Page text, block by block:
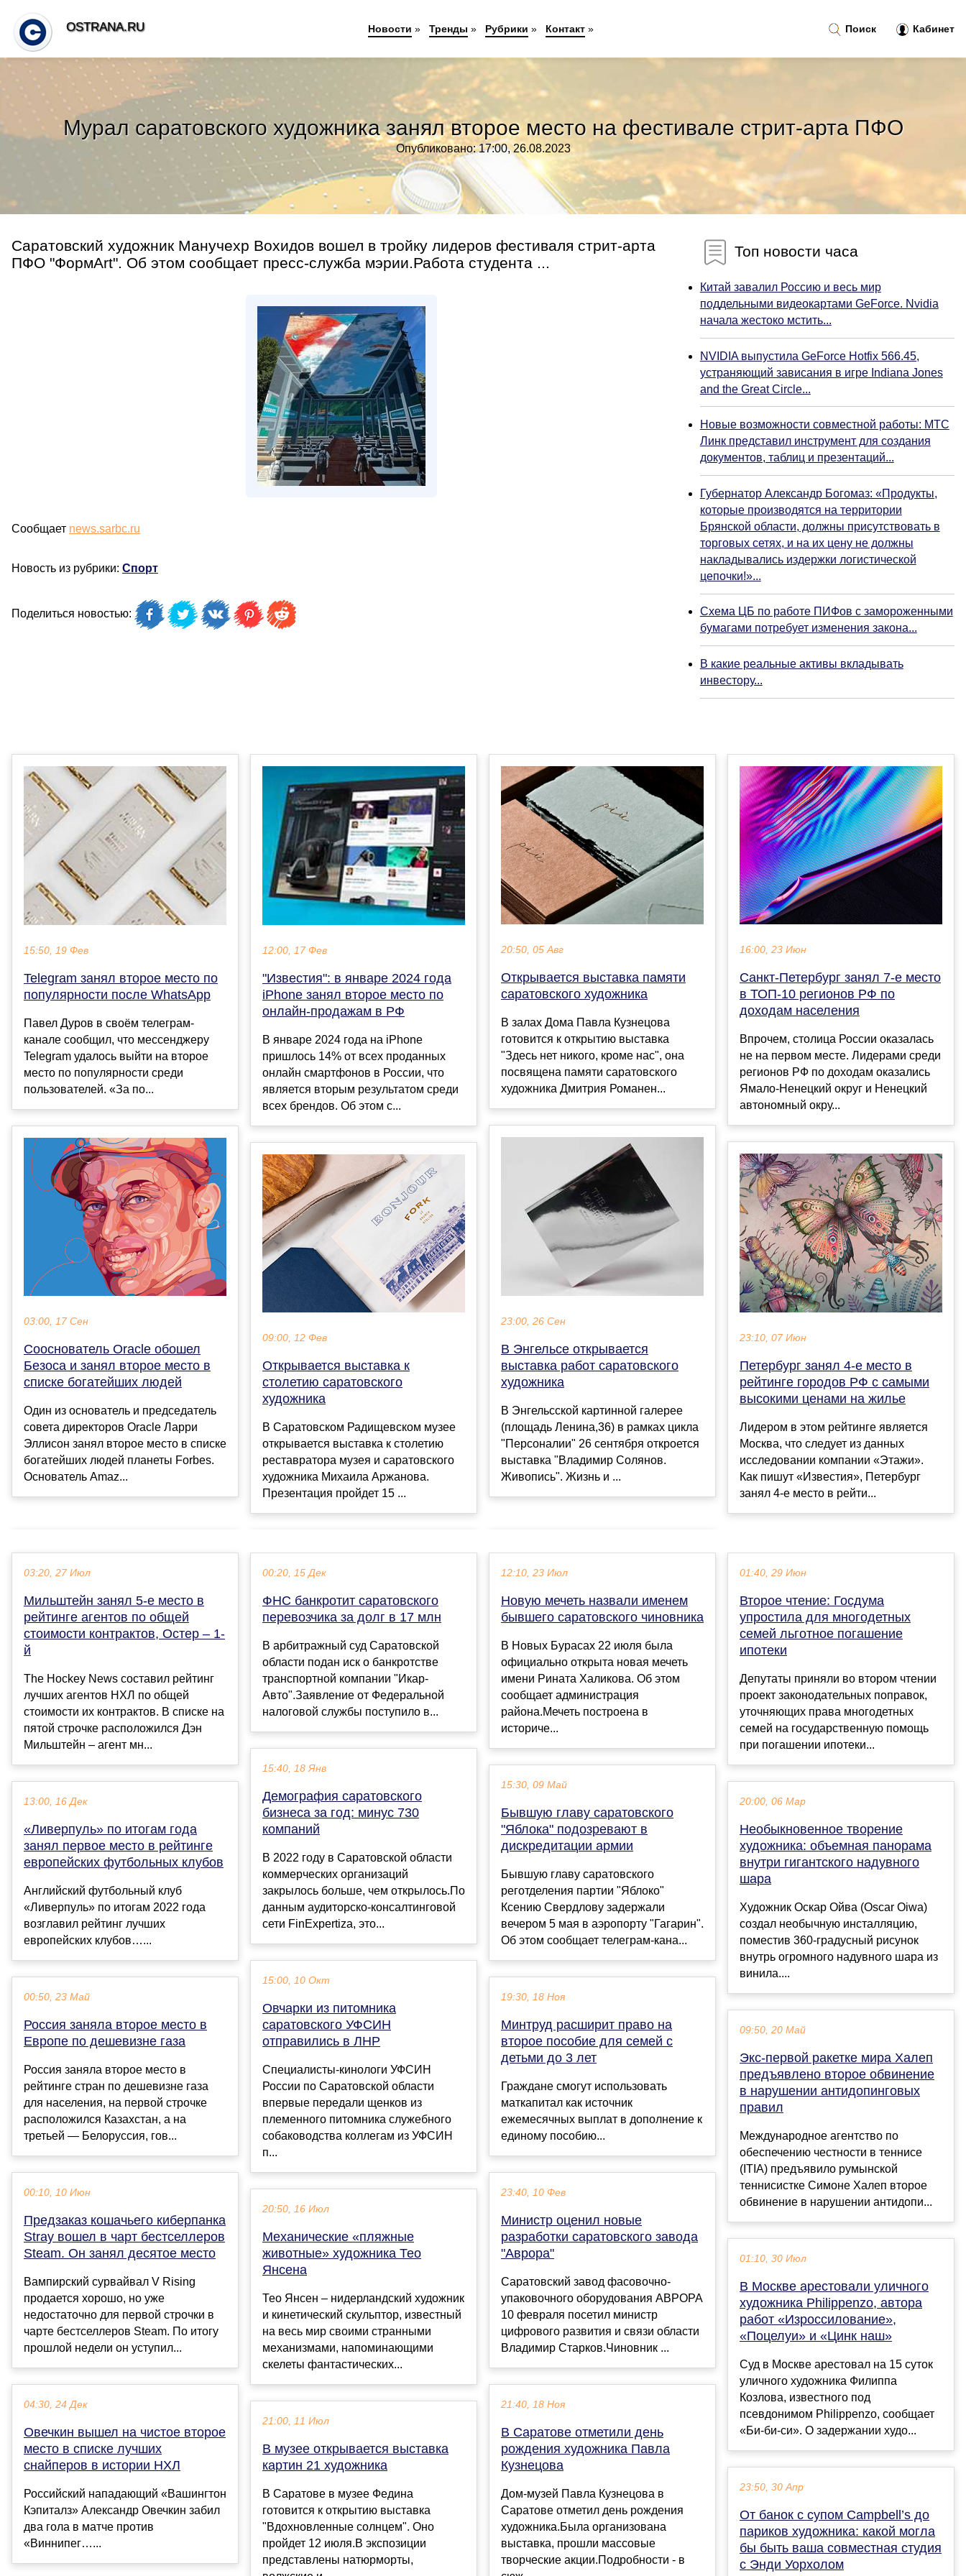
Мурал саратовского художника занял второе место на фестивале стрит-арта ПФО
Опубликовано: 17:00, 26.08.2023
Саратовский художник Манучехр Вохидов вошел в тройку лидеров фестиваля стрит-арта
ПФО "ФормArt". Об этом сообщает пресс-служба мэрии.Работа студента ...
Сообщает news.sarbc.ru
Новость из рубрики: Спорт
Поделиться новостью:
Топ новости часа
Китай завалил Россию и весь мир
поддельными видеокартами GeForce. Nvidia
начала жестоко мстить...
NVIDIA выпустила GeForce Hotfix 566.45,
устраняющий зависания в игре Indiana Jones
and the Great Circle...
Новые возможности совместной работы: МТС
Линк представил инструмент для создания
документов, таблиц и презентаций...
Губернатор Александр Богомаз: «Продукты,
которые производятся на территории
Брянской области, должны присутствовать в
торговых сетях, и на их цену не должны
накладывались издержки логистической
цепочки!»...
Схема ЦБ по работе ПИФов с замороженными
бумагами потребует изменения закона...
В какие реальные активы вкладывать
инвестору...
15:50, 19 Фев
Telegram занял второе место по
популярности после WhatsApp
Павел Дуров в своём телеграм-
канале сообщил, что мессенджеру
Telegram удалось выйти на второе
место по популярности среди
пользователей. «За по...
03:00, 17 Сен
Сооснователь Oracle обошел
Безоса и занял второе место в
списке богатейших людей
Один из основатель и председатель
совета директоров Oracle Ларри
Эллисон занял второе место в списке
богатейших людей планеты Forbes.
Основатель Amaz...
12:00, 17 Фев
"Известия": в январе 2024 года
iPhone занял второе место по
онлайн-продажам в РФ
В январе 2024 года на iPhone
пришлось 14% от всех проданных
онлайн смартфонов в России, что
является вторым результатом среди
всех брендов. Об этом с...
09:00, 12 Фев
Открывается выставка к
столетию саратовского
художника
В Саратовском Радищевском музее
открывается выставка к столетию
реставратора музея и саратовского
художника Михаила Аржанова.
Презентация пройдет 15 ...
20:50, 05 Авг
Открывается выставка памяти
саратовского художника
В залах Дома Павла Кузнецова
готовится к открытию выставка
"Здесь нет никого, кроме нас", она
посвящена памяти саратовского
художника Дмитрия Романен...
23:00, 26 Сен
В Энгельсе открывается
выставка работ саратовского
художника
В Энгельсской картинной галерее
(площадь Ленина,36) в рамках цикла
"Персоналии" 26 сентября откроется
выставка "Владимир Солянов.
Живопись". Жизнь и ...
16:00, 23 Июн
Санкт-Петербург занял 7-е место
в ТОП-10 регионов РФ по
доходам населения
Впрочем, столица России оказалась
не на первом месте. Лидерами среди
регионов РФ по доходам оказались
Ямало-Ненецкий округ и Ненецкий
автономный окру...
23:10, 07 Июн
Петербург занял 4-е место в
рейтинге городов РФ с самыми
высокими ценами на жилье
Лидером в этом рейтинге является
Москва, что следует из данных
исследовании компании «Этажи».
Как пишут «Известия», Петербург
занял 4-е место в рейти...
03:20, 27 Июл
Мильштейн занял 5-е место в
рейтинге агентов по общей
стоимости контрактов, Остер – 1-
й
The Hockey News составил рейтинг
лучших агентов НХЛ по общей
стоимости их контрактов. В списке на
пятой строчке расположился Дэн
Мильштейн – агент мн...
13:00, 16 Дек
«Ливерпуль» по итогам года
занял первое место в рейтинге
европейских футбольных клубов
Английский футбольный клуб
«Ливерпуль» по итогам 2022 года
возглавил рейтинг лучших
европейских клубов…...
00:50, 23 Май
Россия заняла второе место в
Европе по дешевизне газа
Россия заняла второе место в
рейтинге стран по дешевизне газа
для населения, на первой строчке
расположился Казахстан, а на
третьей — Белоруссия, гов...
00:10, 10 Июн
Предзаказ кошачьего киберпанка
Stray вошел в чарт бестселлеров
Steam. Он занял десятое место
Вампирский сурвайвал V Rising
продается хорошо, но уже
недостаточно для первой строчки в
чарте бестселлеров Steam. По итогу
прошлой недели он уступил...
04:30, 24 Дек
Овечкин вышел на чистое второе
место в списке лучших
снайперов в истории НХЛ
Российский нападающий «Вашингтон
Кэпиталз» Александр Овечкин забил
два гола в матче против
«Виннипег…...
00:20, 15 Дек
ФНС банкротит саратовского
перевозчика за долг в 17 млн
В арбитражный суд Саратовской
области подан иск о банкротстве
транспортной компании "Икар-
Авто".Заявление от Федеральной
налоговой службы поступило в...
15:40, 18 Янв
Демография саратовского
бизнеса за год: минус 730
компаний
В 2022 году в Саратовской области
коммерческих организаций
закрылось больше, чем открылось.По
данным аудиторско-консалтинговой
сети FinExpertiza, это...
15:00, 10 Окт
Овчарки из питомника
саратовского УФСИН
отправились в ЛНР
Специалисты-кинологи УФСИН
России по Саратовской области
впервые передали щенков из
племенного питомника служебного
собаководства коллегам из УФСИН
п...
20:50, 16 Июл
Механические «пляжные
животные» художника Тео
Янсена
Тео Янсен – нидерландский художник
и кинетический скульптор, известный
на весь мир своими странными
механизмами, напоминающими
скелеты фантастических...
21:00, 11 Июл
В музее открывается выставка
картин 21 художника
В Саратове в музее Федина
готовится к открытию выставка
"Вдохновленные солнцем". Оно
пройдет 12 июля.В экспозиции
представлены натюрморты,
12:10, 23 Июл
Новую мечеть назвали именем
бывшего саратовского чиновника
В Новых Бурасах 22 июля была
официально открыта новая мечеть
имени Рината Халикова. Об этом
сообщает администрация
района.Мечеть построена в
историче...
15:30, 09 Май
Бывшую главу саратовского
"Яблока" подозревают в
дискредитации армии
Бывшую главу саратовского
реготделения партии "Яблоко"
Ксению Свердлову задержали
вечером 5 мая в аэропорту "Гагарин".
Об этом сообщает телеграм-кана...
19:30, 18 Ноя
Минтруд расширит право на
второе пособие для семей с
детьми до 3 лет
Граждане смогут использовать
маткапитал как источник
ежемесячных выплат в дополнение к
единому пособию...
23:40, 10 Фев
Министр оценил новые
разработки саратовского завода
"Аврора"
Саратовский завод фасовочно-
упаковочного оборудования АВРОРА
10 февраля посетил министр
цифрового развития и связи области
Владимир Старков.Чиновник ...
21:40, 18 Ноя
В Саратове отметили день
рождения художника Павла
Кузнецова
Дом-музей Павла Кузнецова в
Саратове отметил день рождения
художника.Была организована
выставка, прошли массовые
творческие акции.Подробности - в
01:40, 29 Июн
Второе чтение: Госдума
упростила для многодетных
семей льготное погашение
ипотеки
Депутаты приняли во втором чтении
проект законодательных поправок,
уточняющих права многодетных
семей на государственную помощь
при погашении ипотеки...
20:00, 06 Мар
Необыкновенное творение
художника: объемная панорама
внутри гигантского надувного
шара
Художник Оскар Ойва (Oscar Oiwa)
создал необычную инсталляцию,
поместив 360-градусный рисунок
внутрь огромного надувного шара из
винила....
09:50, 20 Май
Экс-первой ракетке мира Халеп
предъявлено второе обвинение
в нарушении антидопинговых
правил
Международное агентство по
обеспечению честности в теннисе
(ITIA) предъявило румынской
теннисистке Симоне Халеп второе
обвинение в нарушении антидопи...
01:10, 30 Июл
В Москве арестовали уличного
художника Philippenzo, автора
работ «Изроссилование»,
«Поцелуи» и «Цинк наш»
Суд в Москве арестовал на 15 суток
уличного художника Филиппа
Козлова, известного под
псевдонимом Philippenzo, сообщает
«Би-би-си». О задержании худо...
23:50, 30 Апр
От банок с супом Campbell’s до
париков художника: какой могла
бы быть ваша совместная студия
с Энди Уорхолом
Поиск Кабинет
OSTRANA.RU Новости » Тренды » Рубрики » Контакт»